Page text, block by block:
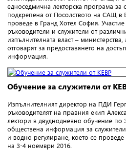
едноседмична лекторска програма за
подкрепена от Посолството на САЩ в
проведе в Гранд Хотел София.
ръководители и служители от
изпълнителната власт –
отговарят за предоставянето на
информация.
Обучение за служители от
Изпълнителният директор на ПДИ
ръководителят на правния екип
лектори в двуднодневно обучение по
обществена информация за
и водно регулиране, което се
на 3-4 ноември 2016.